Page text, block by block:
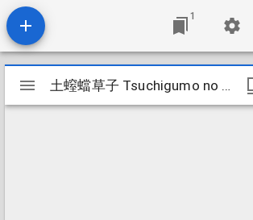
1
Mirador
viewer
土螲蟷草子 Tsuchigumo no sōshi
土螲蟷草子 Tsuchigumo no